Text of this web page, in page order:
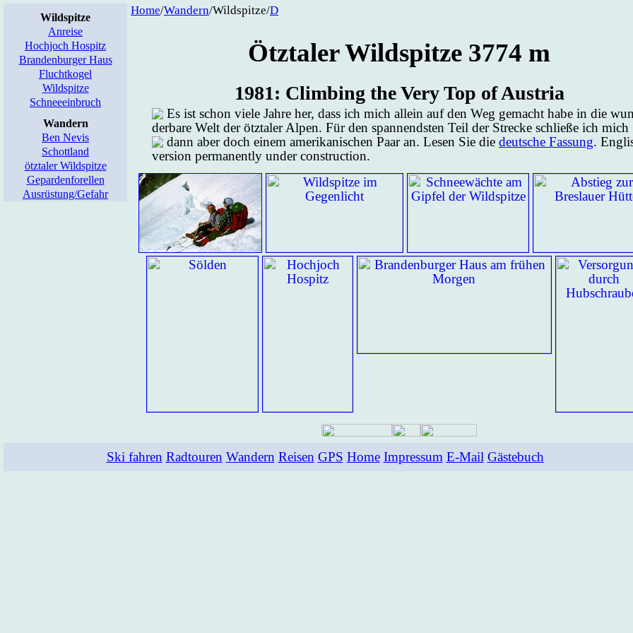
Home/Wan­dern/Wild­spit­ze/D
Ötz­ta­ler Wild­spit­ze 3774 m
1981: Clim­bing the Ve­ry Top of Austria
Es ist schon vie­le Jah­re her, dass ich mich al­lein auf den Weg ge­macht ha­be in die
der­ba­re Welt der ötz­ta­ler Al­pen. Für den span­nends­ten Teil der Stre­cke schlie­ße ich mich
dann aber doch ei­nem ame­ri­ka­ni­schen Paar an. Le­sen Sie die deut­sche Fas­sung.
ver­sion per­manent­ly un­der con­struc­ti­on.
Wildspitze
Anreise
Hochjoch Hospitz
Brandenburger Haus
Fluchtkogel
Wildspitze
Schneeeinbruch
Wandern
Ben Nevis
Schottland
ötztaler Wildspitze
Gepardenforellen
Ausrüstung/Gefahr
Ski fahren Radtouren Wandern Reisen GPS Home Impressum E-Mail Gästebuch